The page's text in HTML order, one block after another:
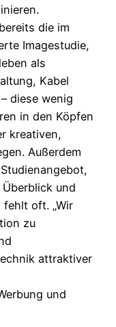
die im
Imagestudie,
als
Kabel
diese wenig
in den Köpfen
kreativen,
Außerdem
und
oft. „Wir
zu
attraktiver
und